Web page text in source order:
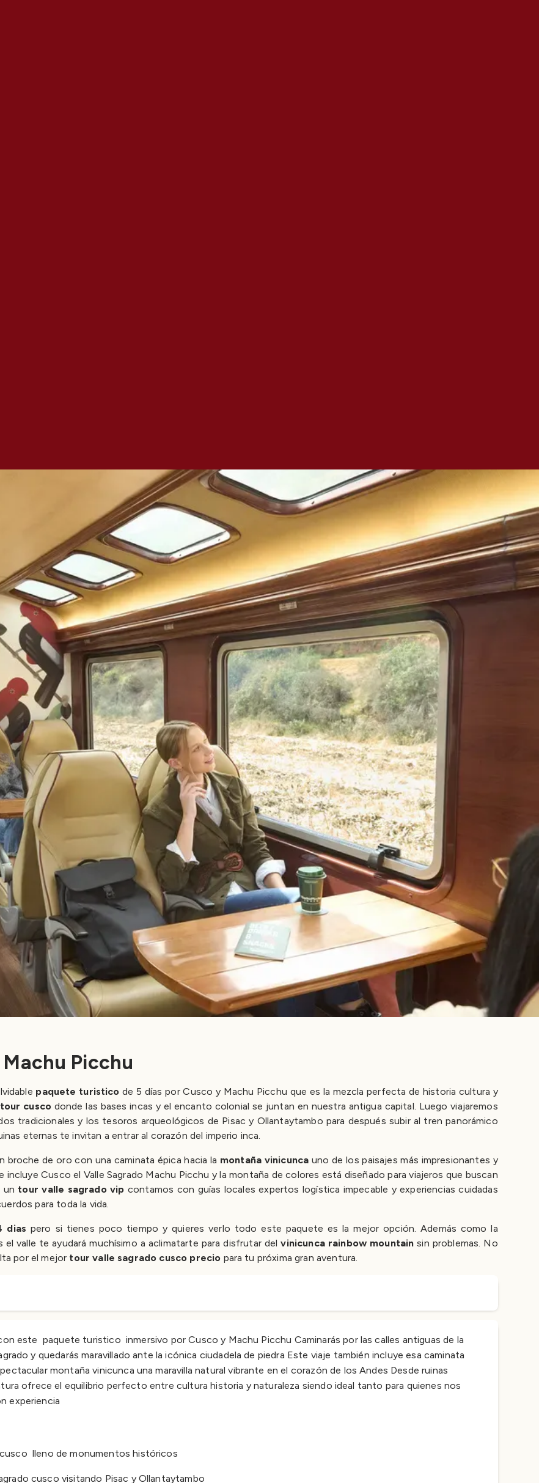
Picchu
paquete turistico de 5 días por Cusco y Machu Picchu que es la mezcla perfecta de historia cultura y
cusco donde las bases incas y el encanto colonial se juntan en nuestra antigua capital. Luego viajaremos
tradicionales y los tesoros arqueológicos de Pisac y Ollantaytambo para después subir al tren panorámico
eternas te invitan a entrar al corazón del imperio inca.
broche de oro con una caminata épica hacia la montaña vinicunca uno de los paisajes más impresionantes y
Cusco el Valle Sagrado Machu Picchu y la montaña de colores está diseñado para viajeros que buscan
un tour valle sagrado vip contamos con guías locales expertos logística impecable y experiencias cuidadas
para toda la vida.
dias pero si tienes poco tiempo y quieres verlo todo este paquete es la mejor opción. Además como la
valle te ayudará muchísimo a aclimatarte para disfrutar delvinicunca rainbow mountain sin problemas. No
por el mejor tour valle sagrado cusco precio para tu próxima gran aventura.
este paquete turistico inmersivo por Cusco y Machu Picchu Caminarás por las calles antiguas de la
y quedarás maravillado ante la icónica ciudadela de piedra Este viaje también incluye esa caminata
montaña vinicunca una maravilla natural vibrante en el corazón de los Andes Desde ruinas
ofrece el equilibrio perfecto entre cultura historia y naturaleza siendo ideal tanto para quienes nos
experiencia
lleno de monumentos históricos
cusco visitando Pisac y Ollantaytambo